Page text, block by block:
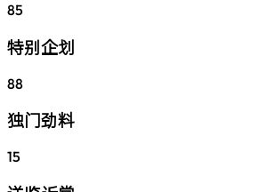
85
特别企划
88
独门劲料
15